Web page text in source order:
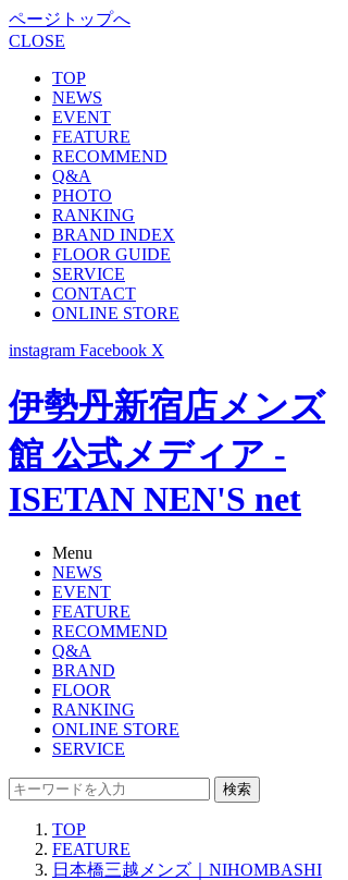
ページトップへ
CLOSE
TOP
NEWS
EVENT
FEATURE
RECOMMEND
Q&A
PHOTO
RANKING
BRAND INDEX
FLOOR GUIDE
SERVICE
CONTACT
ONLINE STORE
instagram Facebook X
伊勢丹新宿店メンズ
館 公式メディア -
ISETAN NEN'S net
Menu
NEWS
EVENT
FEATURE
RECOMMEND
Q&A
BRAND
FLOOR
RANKING
ONLINE STORE
SERVICE
検索
TOP
FEATURE
日本橋三越メンズ｜NIHOMBASHI